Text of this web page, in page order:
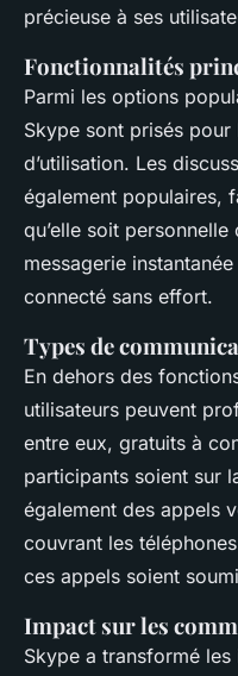
précieuse à ses
Fonctionnalités
Parmi les options
Skype sont prisés
d’utilisation. Les
également populaires,
qu’elle soit
messagerie
connecté sans effort.
Types de
En dehors des
utilisateurs peuvent
entre eux, gratuits à
participants soient sur
également des appels
couvrant les
ces appels soient
Impact sur les
Skype a transformé